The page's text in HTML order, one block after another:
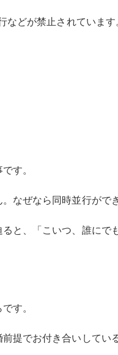
などが禁止されています
す。
なぜなら同時並行がで
と、「こいつ、誰にで
す。
提でお付き合いしてい